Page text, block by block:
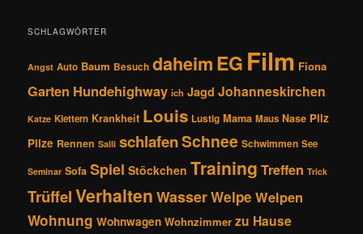
SCHLAGWÖRTER
Angst Auto Baum Besuch daheimEG Film Fiona
Garten Hundehighway ich Jagd Johanneskirchen
Katze Klettern Krankheit Louis Lustig Mama Maus Nase Pilz
Pilze Rennen Salli schlafenSchnee Schwimmen See
Seminar Sofa Spiel Stöckchen Training Treffen Trick
TrüffelVerhalten WasserWelpe Welpen
Wohnung Wohnwagen Wohnzimmer zu Hause